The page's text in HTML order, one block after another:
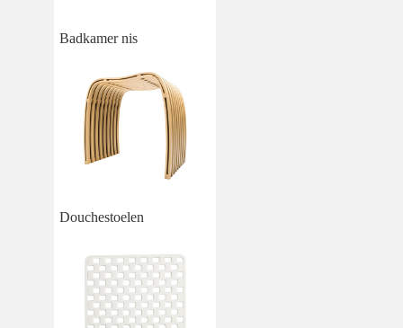
Badkamer nis
Douchestoelen